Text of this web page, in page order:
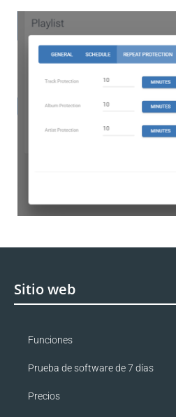
Sitio web
Funciones
Prueba de software de 7 días
Precios